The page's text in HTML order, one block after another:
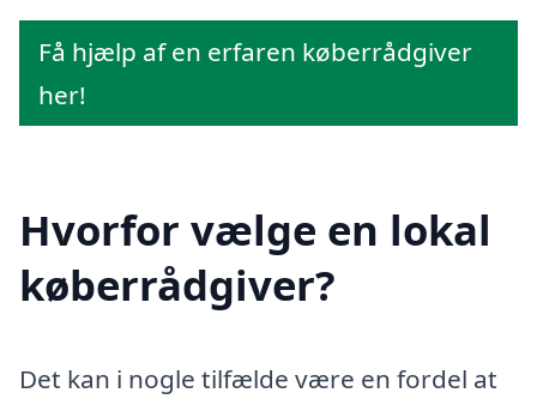
Få hjælp af en erfaren køberrådgiver
her!
Hvorfor vælge en lokal
køberrådgiver?
Det kan i nogle tilfælde være en fordel at